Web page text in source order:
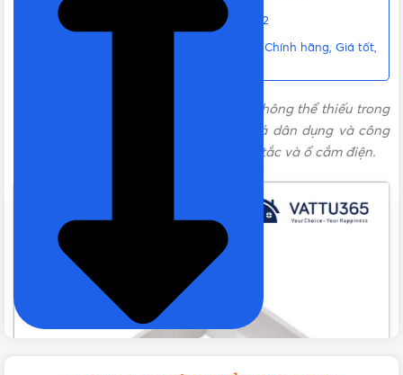
XUẤT XỨ
Đặc điểm của Hộp âm đôi Nanoco NA102
Liên hệ mua Hộp âm đôi Nanoco NA102 Chính hãng, Giá tốt,
là thiết bị không thể thiếu trong
hệ thống điện của các công trình kể cả dân dụng và công
nghiệp. Được dùng để đi dây cho công tắc và ổ cắm điện.